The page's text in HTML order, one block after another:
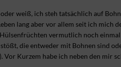
weiß, ich steh tatsächlich auf
lang aber vor allem seit ich mich
vermutlich noch
die entweder mit Bohnen sind
Vor Kurzem habe ich neben den mir